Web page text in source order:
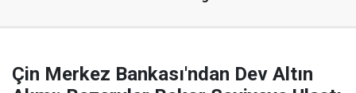
Çin Merkez Bankası'ndan Dev Altın